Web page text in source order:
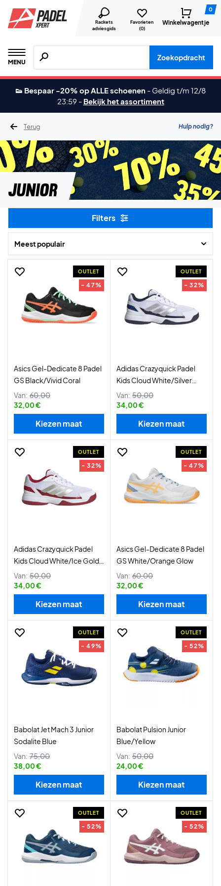
Rackets
adviesgids
Favorieten
(0)
0
Winkelwagentje
MENU
Zoeken naar producten, merken etc.
Zoekopdracht
👟 Bespaar -20% op ALLE schoenen - Geldig t/m 12/8
23:59 - Bekijk het assortiment
Terug Hulp nodig?
Junior
Filters
Meest populair
OUTLET
- 47%
Asics Gel-Dedicate 8 Padel
GS Black/Vivid Coral
Van: 60,00
32,00 €
Kiezen maat
OUTLET
- 32%
Adidas Crazyquick Padel
Kids Cloud White/Silver
Metallic
Van: 50,00
34,00 €
Kiezen maat
OUTLET
- 32%
Adidas Crazyquick Padel
Kids Cloud White/Ice Gold
Met
Van: 50,00
34,00 €
Kiezen maat
OUTLET
- 47%
Asics Gel-Dedicate 8 Padel
GS White/Orange Glow
Van: 60,00
32,00 €
Kiezen maat
OUTLET
- 49%
Babolat Jet Mach 3 Junior
Sodalite Blue
Van: 75,00
38,00 €
Kiezen maat
OUTLET
- 52%
Babolat Pulsion Junior
Blue/Yellow
Van: 50,00
24,00 €
Kiezen maat
OUTLET
- 52%
OUTLET
- 52%